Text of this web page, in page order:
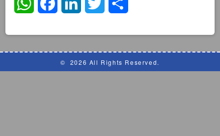
WhatsAppFacebookLinkedInTwitter
© 2026 All Rights Reserved.